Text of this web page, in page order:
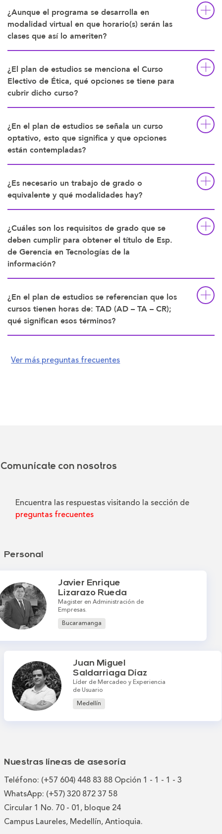
¿Aunque el programa se desarrolla en
modalidad virtual en que horario(s) serán las
clases que así lo ameriten?
¿El plan de estudios se menciona el Curso
Electivo de Ética, qué opciones se tiene para
cubrir dicho curso?
¿En el plan de estudios se señala un curso
optativo, esto que significa y que opciones
están contempladas?
¿Es necesario un trabajo de grado o
equivalente y qué modalidades hay?
¿Cuáles son los requisitos de grado que se
deben cumplir para obtener el título de Esp.
de Gerencia en Tecnologías de la
información?
¿En el plan de estudios se referencian que los
cursos tienen horas de: TAD (AD – TA – CR);
qué significan esos términos?
Ver más preguntas frecuentes
Comunícate con nosotros
Encuentra las respuestas visitando la sección de
preguntas frecuentes
Personal
Javier Enrique
Lizarazo Rueda
Magister en Administración de
Empresas.
Bucaramanga
Juan Miguel
Saldarriaga Díaz
Líder de Mercadeo y Experiencia
de Usuario
Medellín
Nuestras líneas de asesoría
Teléfono: (+57 604) 448 83 88 Opción 1 - 1 - 1 - 3
WhatsApp: (+57) 320 872 37 58
Circular 1 No. 70 - 01, bloque 24
Campus Laureles, Medellín, Antioquia.